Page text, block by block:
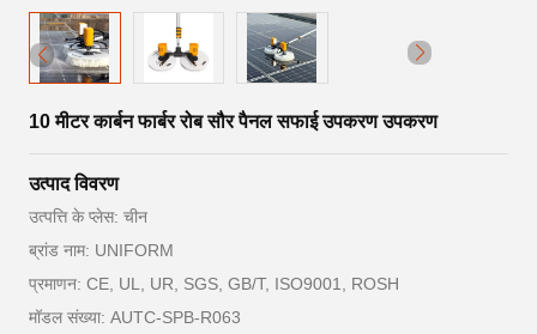
10 मीटर कार्बन फार्बर रोब सौर पैनल सफाई उपकरण उपकरण
उत्पाद विवरण
उत्पत्ति के प्लेस: चीन
ब्रांड नाम: UNIFORM
प्रमाणन: CE, UL, UR, SGS, GB/T, ISO9001, ROSH
मॉडल संख्या: AUTC-SPB-R063